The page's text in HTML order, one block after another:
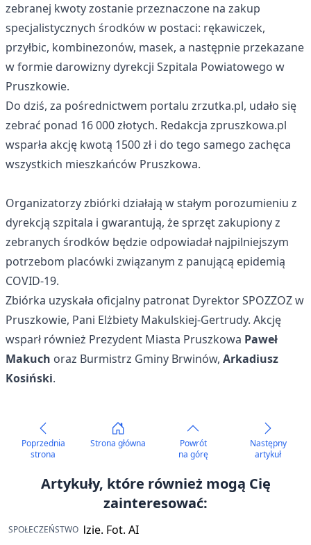
zebranej kwoty zostanie przeznaczone na zakup
specjalistycznych środków w postaci: rękawiczek,
przyłbic, kombinezonów, masek, a następnie przekazane
w formie darowizny dyrekcji Szpitala Powiatowego w
Pruszkowie.
Do dziś, za pośrednictwem portalu zrzutka.pl, udało się
zebrać ponad 16 000 złotych. Redakcja zpruszkowa.pl
wsparła akcję kwotą 1500 zł i do tego samego zachęca
wszystkich mieszkańców Pruszkowa.
Organizatorzy zbiórki działają w stałym porozumieniu z
dyrekcją szpitala i gwarantują, że sprzęt zakupiony z
zebranych środków będzie odpowiadał najpilniejszym
potrzebom placówki związanym z panującą epidemią
COVID-19.
Zbiórka uzyskała oficjalny patronat Dyrektor SPOZZOZ w
Pruszkowie, Pani Elżbiety Makulskiej-Gertrudy. Akcję
wsparł również Prezydent Miasta Pruszkowa Paweł
Makuch oraz Burmistrz Gminy Brwinów, Arkadiusz
Kosiński.
Poprzednia
strona
Strona główna
Powrót
na górę
Następny
artykuł
Artykuły, które również mogą Cię
zainteresować:
SPOŁECZEŃSTWO